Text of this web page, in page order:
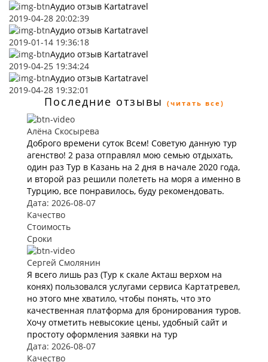
Аудио отзыв Kartatravel
2019-04-28 20:02:39
Аудио отзыв Kartatravel
2019-01-14 19:36:18
Аудио отзыв Kartatravel
2019-04-25 19:34:24
Аудио отзыв Kartatravel
2019-04-28 19:32:01
Последние отзывы (читать все)
Алёна Скосырева
Доброго времени суток Всем! Советую данную тур
агенство! 2 раза отправлял мою семью отдыхать,
один раз Тур в Казань на 2 дня в начале 2020 года,
и второй раз решили полететь на моря а именно в
Турцию, все понравилось, буду рекомендовать.
Дата: 2026-08-07
Качество
Стоимость
Сроки
Сергей Смолянин
Я всего лишь раз (Тур к скале Акташ верхом на
конях) пользовался услугами сервиса Картатревел,
но этого мне хватило, чтобы понять, что это
качественная платформа для бронирования туров.
Хочу отметить невысокие цены, удобный сайт и
простоту оформления заявки на тур
Дата: 2026-08-07
Качество